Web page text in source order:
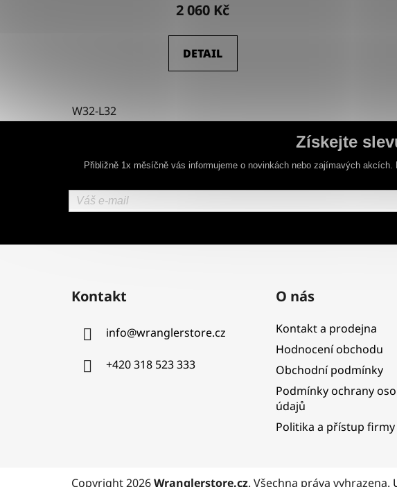
2 060 Kč
DETAIL
W32-L32
Získejte
Přibližně 1x měsíčně vás informujeme o novinkách nebo zajímavých
Kontakt
info@wranglerstore.cz
+420 318 523 333
O nás
Kontakt a prodejna
Hodnocení obchodu
Obchodní podmínky
Podmínky ochrany
údajů
Politika a přístup
Copyright 2026Wranglerstore.cz. Všechna práva vyhrazena.